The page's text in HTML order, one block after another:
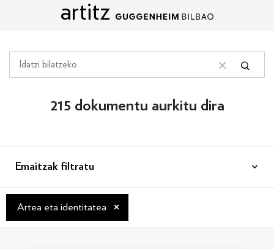
Edukira zuzenean joan
artitz
Bilatu
Bilaketa garbitu
Bilatu
215 dokumentu aurkitu dira
Emaitzak filtratu
Artea eta identitatea ×